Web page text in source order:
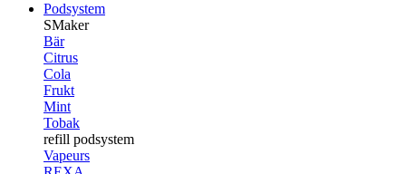
Podsystem
SMaker
Bär
Citrus
Cola
Frukt
Mint
Tobak
refill podsystem
Vapeurs